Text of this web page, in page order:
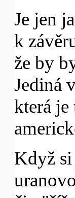
Je jen
k
že by
Jediná
která
Když si